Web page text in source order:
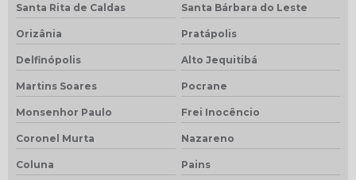
Santa Rita de Caldas Santa Bárbara do Leste
Orizânia Pratápolis
Delfinópolis Alto Jequitibá
Martins Soares Pocrane
Monsenhor Paulo Frei Inocêncio
Coronel Murta Nazareno
Coluna Pains